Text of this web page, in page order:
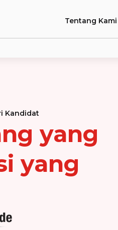
Tentang Kami
Kandidat
yang
yang